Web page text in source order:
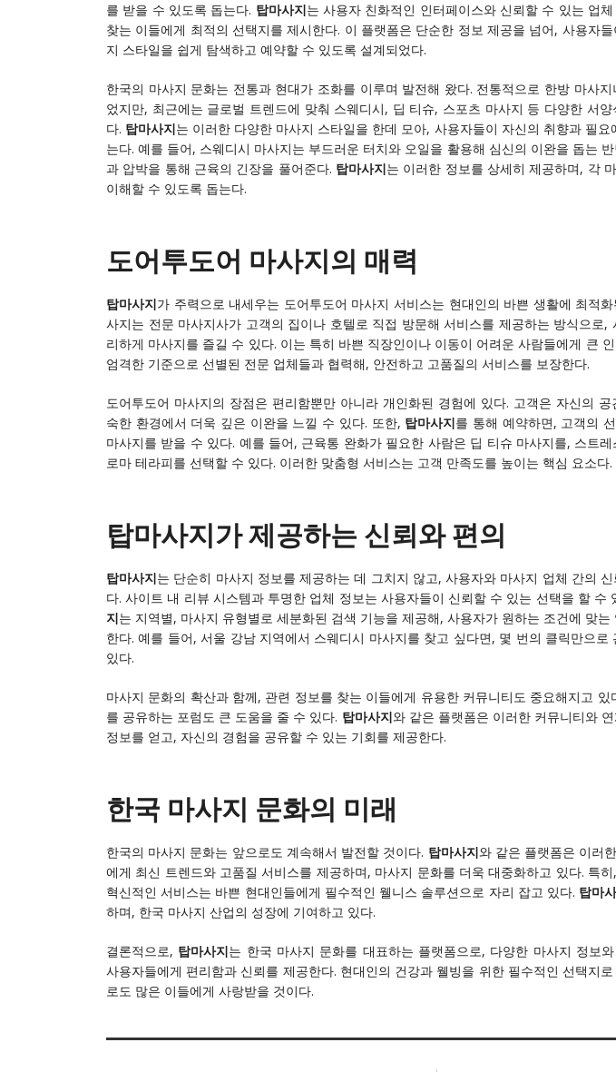
를 받을 수 있도록 돕는다. 탑마사지는 사용자 친화적인 인터페이스와 신뢰할 수 있는 업
찾는 이들에게 최적의 선택지를 제시한다. 이 플랫폼은 단순한 정보 제공을 넘어, 사용자
지 스타일을 쉽게 탐색하고 예약할 수 있도록 설계되었다.
한국의 마사지 문화는 전통과 현대가 조화를 이루며 발전해 왔다. 전통적으로 한방 마사
었지만, 최근에는 글로벌 트렌드에 맞춰 스웨디시, 딥 티슈, 스포츠 마사지 등 다양한 서
다. 탑마사지는 이러한 다양한 마사지 스타일을 한데 모아, 사용자들이 자신의 취향과 필
는다. 예를 들어, 스웨디시 마사지는 부드러운 터치와 오일을 활용해 심신의 이완을 돕는
과 압박을 통해 근육의 긴장을 풀어준다. 탑마사지는 이러한 정보를 상세히 제공하며, 각
이해할 수 있도록 돕는다.
도어투도어 마사지의 매력
탑마사지가 주력으로 내세우는 도어투도어 마사지 서비스는 현대인의 바쁜 생활에 최적
사지는 전문 마사지사가 고객의 집이나 호텔로 직접 방문해 서비스를 제공하는 방식으로,
리하게 마사지를 즐길 수 있다. 이는 특히 바쁜 직장인이나 이동이 어려운 사람들에게 큰
엄격한 기준으로 선별된 전문 업체들과 협력해, 안전하고 고품질의 서비스를 보장한다.
도어투도어 마사지의 장점은 편리함뿐만 아니라 개인화된 경험에 있다. 고객은 자신의
숙한 환경에서 더욱 깊은 이완을 느낄 수 있다. 또한, 탑마사지를 통해 예약하면, 고객의
마사지를 받을 수 있다. 예를 들어, 근육통 완화가 필요한 사람은 딥 티슈 마사지를, 스트
로마 테라피를 선택할 수 있다. 이러한 맞춤형 서비스는 고객 만족도를 높이는 핵심 요소다.
탑마사지가 제공하는 신뢰와 편의
탑마사지는 단순히 마사지 정보를 제공하는 데 그치지 않고, 사용자와 마사지 업체 간의
다. 사이트 내 리뷰 시스템과 투명한 업체 정보는 사용자들이 신뢰할 수 있는 선택을 할 수
지는 지역별, 마사지 유형별로 세분화된 검색 기능을 제공해, 사용자가 원하는 조건에 맞
한다. 예를 들어, 서울 강남 지역에서 스웨디시 마사지를 찾고 싶다면, 몇 번의 클릭만으로
있다.
마사지 문화의 확산과 함께, 관련 정보를 찾는 이들에게 유용한 커뮤니티도 중요해지고 있
를 공유하는 포럼도 큰 도움을 줄 수 있다. 탑마사지와 같은 플랫폼은 이러한 커뮤니티와
정보를 얻고, 자신의 경험을 공유할 수 있는 기회를 제공한다.
한국 마사지 문화의 미래
한국의 마사지 문화는 앞으로도 계속해서 발전할 것이다. 탑마사지와 같은 플랫폼은 이러
에게 최신 트렌드와 고품질 서비스를 제공하며, 마사지 문화를 더욱 대중화하고 있다. 특
혁신적인 서비스는 바쁜 현대인들에게 필수적인 웰니스 솔루션으로 자리 잡고 있다. 탑마
하며, 한국 마사지 산업의 성장에 기여하고 있다.
결론적으로, 탑마사지는 한국 마사지 문화를 대표하는 플랫폼으로, 다양한 마사지 정보
사용자들에게 편리함과 신뢰를 제공한다. 현대인의 건강과 웰빙을 위한 필수적인 선택지
로도 많은 이들에게 사랑받을 것이다.